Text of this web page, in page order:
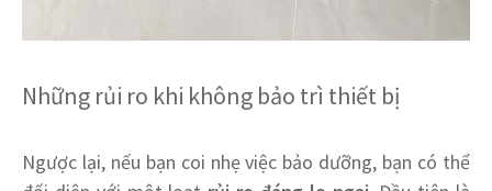
Những rủi ro khi không bảo trì thiết bị
Ngược lại, nếu bạn coi nhẹ việc bảo dưỡng, bạn có thể